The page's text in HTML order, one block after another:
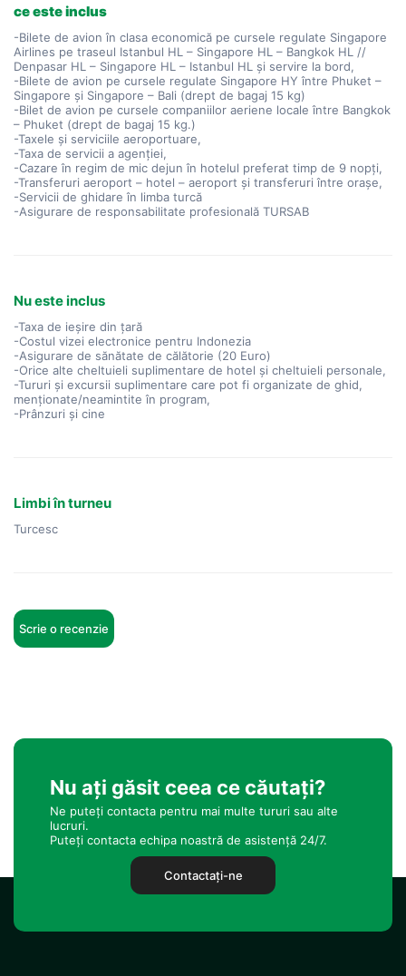
ce este inclus
-Bilete de avion în clasa economică pe cursele regulate Singapore
Airlines pe traseul Istanbul HL – Singapore HL – Bangkok HL //
Denpasar HL – Singapore HL – Istanbul HL și servire la bord,
-Bilete de avion pe cursele regulate Singapore HY între Phuket –
Singapore și Singapore – Bali (drept de bagaj 15 kg)
-Bilet de avion pe cursele companiilor aeriene locale între Bangkok
– Phuket (drept de bagaj 15 kg.)
-Taxele și serviciile aeroportuare,
-Taxa de servicii a agenției,
-Cazare în regim de mic dejun în hotelul preferat timp de 9 nopți,
-Transferuri aeroport – hotel – aeroport și transferuri între orașe,
-Servicii de ghidare în limba turcă
-Asigurare de responsabilitate profesională TURSAB
Nu este inclus
-Taxa de ieșire din țară
-Costul vizei electronice pentru Indonezia
-Asigurare de sănătate de călătorie (20 Euro)
-Orice alte cheltuieli suplimentare de hotel și cheltuieli personale,
-Tururi și excursii suplimentare care pot fi organizate de ghid,
menționate/neamintite în program,
-Prânzuri și cine
Limbi în turneu
Turcesc
Scrie o recenzie
Nu ați găsit ceea ce căutați?
Ne puteți contacta pentru mai multe tururi sau alte
lucruri.
Puteți contacta echipa noastră de asistență 24/7.
Contactaţi-ne